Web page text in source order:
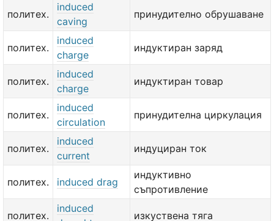
политех.
induced
caving
принудително обрушаване
политех.
induced
charge
индуктиран заряд
политех.
induced
charge
индуктиран товар
политех.
induced
circulation
принудителна циркулация
политех.
induced
current
индуциран ток
политех. induced drag
индуктивно
съпротивление
политех.
induced
изкуствена тяга